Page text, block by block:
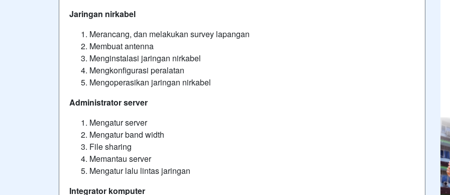
Jaringan nirkabel
Merancang, dan melakukan survey lapangan
Membuat antenna
Menginstalasi jaringan nirkabel
Mengkonfigurasi peralatan
Mengoperasikan jaringan nirkabel
Administrator server
Mengatur server
Mengatur band width
File sharing
Memantau server
Mengatur lalu lintas jaringan
Integrator komputer